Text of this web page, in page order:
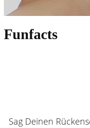
Funfacts
Sag Deinen